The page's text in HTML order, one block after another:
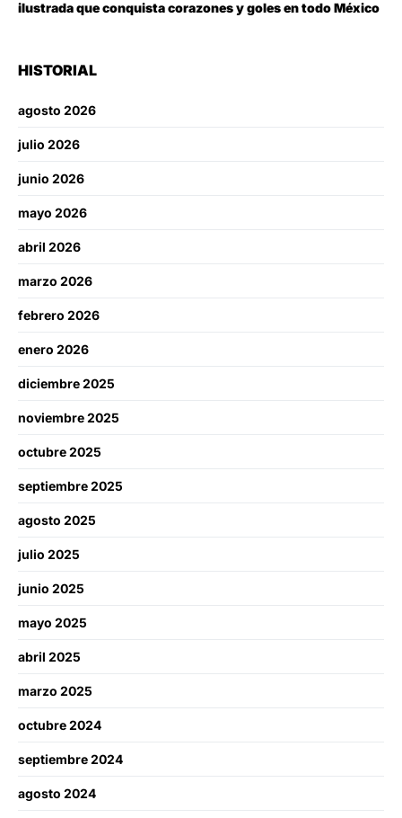
ilustrada que conquista corazones y goles en todo México
HISTORIAL
agosto 2026
julio 2026
junio 2026
mayo 2026
abril 2026
marzo 2026
febrero 2026
enero 2026
diciembre 2025
noviembre 2025
octubre 2025
septiembre 2025
agosto 2025
julio 2025
junio 2025
mayo 2025
abril 2025
marzo 2025
octubre 2024
septiembre 2024
agosto 2024